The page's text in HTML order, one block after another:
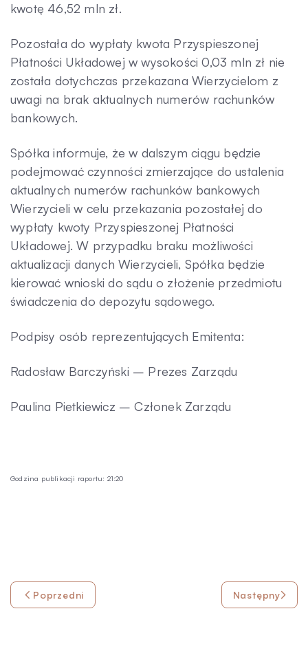
kwotę 46,52 mln zł.
Pozostała do wypłaty kwota Przyspieszonej
Płatności Układowej w wysokości 0,03 mln zł nie
została dotychczas przekazana Wierzycielom z
uwagi na brak aktualnych numerów rachunków
bankowych.
Spółka informuje, że w dalszym ciągu będzie
podejmować czynności zmierzające do ustalenia
aktualnych numerów rachunków bankowych
Wierzycieli w celu przekazania pozostałej do
wypłaty kwoty Przyspieszonej Płatności
Układowej. W przypadku braku możliwości
aktualizacji danych Wierzycieli, Spółka będzie
kierować wnioski do sądu o złożenie przedmiotu
świadczenia do depozytu sądowego.
Podpisy osób reprezentujących Emitenta:
Radosław Barczyński – Prezes Zarządu
Paulina Pietkiewicz – Członek Zarządu
Godzina publikacji raportu: 21:20
Poprzedni Następny